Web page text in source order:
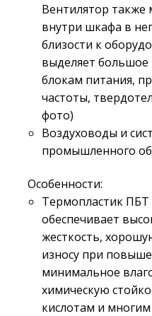
Вентилятор также
внутри шкафа в
близости к
выделяет большое
блокам питания,
частоты,
фото)
Воздуховоды и
промышленного
Особенности:
Термопластик
обеспечивает
жесткость,
износу при
минимальное
химическую
кислотам и